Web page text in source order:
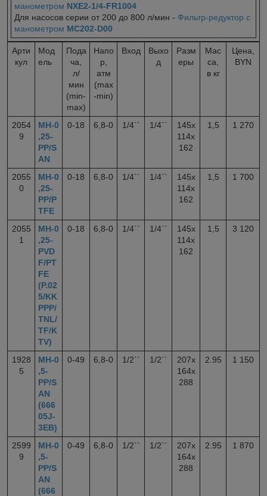
манометром NXE2-1/4-FR1004
Для насосов серии от 200 до 800 л/мин - Фильтр-редуктор с
манометром MC202-D00
Арти
кул
Мод
ель
Пода
ча,
л/
мин
(min-
max)
Напо
р,
атм
(max
-min)
Вход
Выхо
д
Разм
еры
Мас
са,
в кг
Цена,
BYN
2054
9
МН-0
,25-
PP/S
AN
0-18 6,8-0 1/4`` 1/4``
145x
114x
162
1,5 1 270
2055
0
МН-0
,25-
PP/P
TFE
0-18 6,8-0 1/4`` 1/4``
145x
114x
162
1,5 1 700
2055
1
МН-0
,25-
PVD
F/PT
FE
(P.02
5/KK
PPP/
TNL/
TF/K
TV)
0-18 6,8-0 1/4`` 1/4``
145x
114x
162
1,5 3 120
1928
5
МН-0
,5-
PP/S
AN
(666
05J-
3EB)
0-49 6,8-0 1/2`` 1/2``
207x
164x
288
2.95 1 150
2599
9
МН-0
,5-
PP/S
AN
(666
0-49 6,8-0 1/2`` 1/2``
207x
164x
288
2.95 1 870